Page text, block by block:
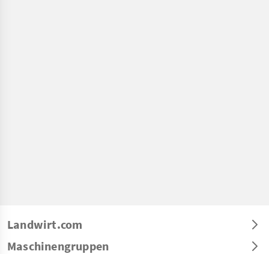
Landwirt.com
Maschinengruppen